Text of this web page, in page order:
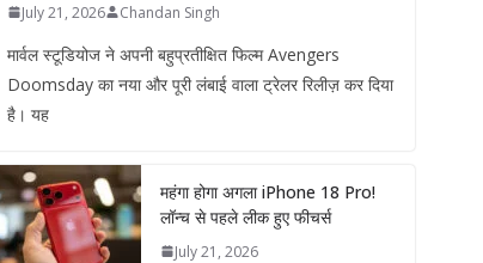
July 21, 2026 Chandan Singh
मार्वल स्टूडियोज ने अपनी बहुप्रतीक्षित फिल्म Avengers
Doomsday का नया और पूरी लंबाई वाला ट्रेलर रिलीज़ कर दिया
है। यह
महंगा होगा अगला iPhone 18 Pro!
लॉन्च से पहले लीक हुए फीचर्स
July 21, 2026